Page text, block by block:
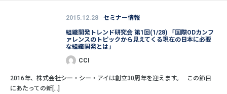
2015.12.28 セミナー情報
組織開発トレンド研究会 第1回(1/28) 「国際ODカンフ
ァレンスのトピックから見えてくる現在の日本に必要
な組織開発とは」
CCI
2016年、株式会社シー・シー・アイは創立30周年を迎えます。 この節目
にあたっての新[...]